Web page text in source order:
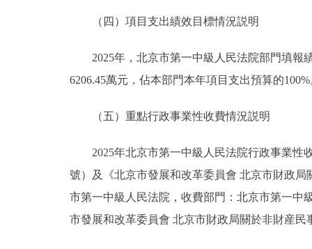
（四）項目支出績效目標情況説明
2025年，北京市第一中級人民法院部門填報績
6206.45萬元，佔本部門本年項目支出預算的
（五）重點行政事業性收費情況説明
2025年北京市第一中級人民法院行政事業性
號）及《北京市發展和改革委員會 北京市財政
市第一中級人民法院，收費部門：北京市第一中
市發展和改革委員會 北京市財政局關於非財産民